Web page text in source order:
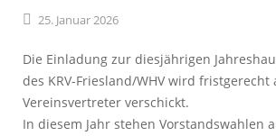
25. Januar2026
Die Einladung zur diesjährigen
des KRV-Friesland/WHV wird
Vereinsvertreter verschickt.
In diesem Jahr stehen Vorstandswahlen